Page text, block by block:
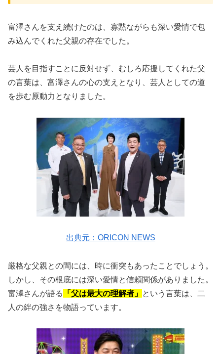
富澤さんを支え続けたのは、寡黙ながらも深い愛情で包
み込んでくれた父親の存在でした。
芸人を目指すことに反対せず、むしろ応援してくれた父
の言葉は、富澤さんの心の支えとなり、芸人としての道
を歩む原動力となりました。
出典元：ORICON NEWS
厳格な父親との間には、時に衝突もあったことでしょう。
しかし、その根底には深い愛情と信頼関係がありました。
富澤さんが語る
「父は最大の理解者」 という言葉は、二
人の絆の強さを物語っています。